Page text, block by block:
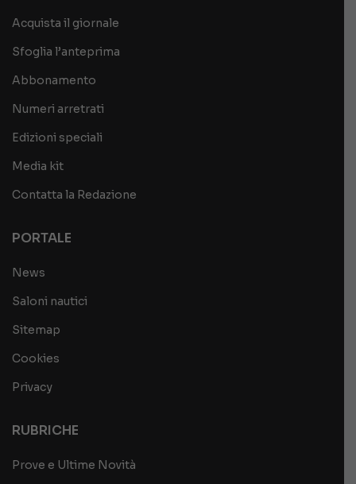
Acquista il giornale
Sfoglia l’anteprima
Abbonamento
Numeri arretrati
Edizioni speciali
Media kit
Contatta la Redazione
PORTALE
News
Saloni nautici
Sitemap
Cookies
Privacy
RUBRICHE
Prove e Ultime Novità